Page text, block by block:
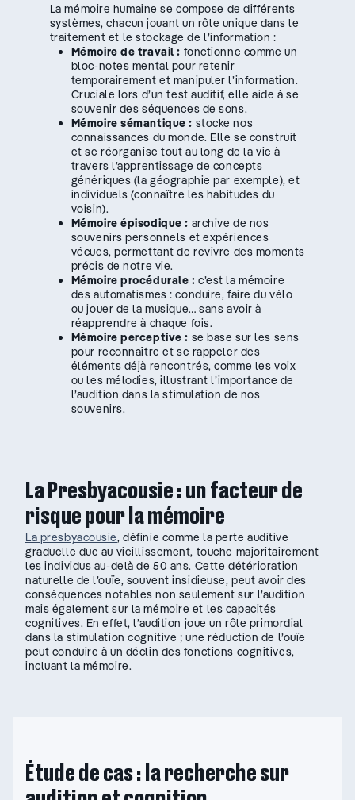
La mémoire humaine se compose de différents
systèmes, chacun jouant un rôle unique dans le
traitement et le stockage de l’information :
Mémoire de travail : fonctionne comme un
bloc-notes mental pour retenir
temporairement et manipuler l’information.
Cruciale lors d’un test auditif, elle aide à se
souvenir des séquences de sons.
Mémoire sémantique : stocke nos
connaissances du monde. Elle se construit
et se réorganise tout au long de la vie à
travers l’apprentissage de concepts
génériques (la géographie par exemple), et
individuels (connaître les habitudes du
voisin).
Mémoire épisodique : archive de nos
souvenirs personnels et expériences
vécues, permettant de revivre des moments
précis de notre vie.
Mémoire procédurale : c’est la mémoire
des automatismes : conduire, faire du vélo
ou jouer de la musique… sans avoir à
réapprendre à chaque fois.
Mémoire perceptive : se base sur les sens
pour reconnaître et se rappeler des
éléments déjà rencontrés, comme les voix
ou les mélodies, illustrant l’importance de
l’audition dans la stimulation de nos
souvenirs.
La Presbyacousie : un facteur de
risque pour la mémoire
La presbyacousie, définie comme la perte auditive
graduelle due au vieillissement, touche majoritairement
les individus au-delà de 50 ans. Cette détérioration
naturelle de l’ouïe, souvent insidieuse, peut avoir des
conséquences notables non seulement sur l’audition
mais également sur la mémoire et les capacités
cognitives. En effet, l’audition joue un rôle primordial
dans la stimulation cognitive ; une réduction de l’ouïe
peut conduire à un déclin des fonctions cognitives,
incluant la mémoire.
Étude de cas : la recherche sur